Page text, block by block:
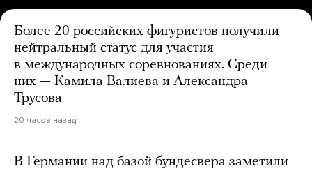
Более 20 российских фигуристов получили
нейтральный статус для участия
в международных соревнованиях. Среди
них — Камила Валиева и Александра
Трусова
20 часов назад
В Германии над базой бундесвера заметили